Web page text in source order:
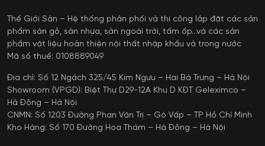
Thế Giới Sàn – Hệ thống phân phối và thi công lắp đặt các sản
phẩm sàn gỗ, sàn nhựa, sàn ngoài trời, tấm ốp…và các sản
phẩm vật liệu hoàn thiện nội thất nhập khẩu và trong nước
Mã số thuế: 0108889049
Địa chỉ: Số 12 Ngách 325/45 Kim Ngưu – Hai Bà Trưng – Hà Nội
Showroom (VPGD): Biệt Thự D29-12A Khu D KĐT Geleximco –
Hà Đông – Hà Nội
CNMN: Số 1203 Đường Phan Văn Trị – Gò Vấp – TP Hồ Chí Minh
Kho Hàng: Số 170 Đường Hoa Thám – Hà Đông – Hà Nội